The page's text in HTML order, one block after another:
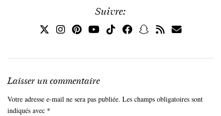
Suivre:
Laisser un commentaire
Votre adresse e-mail ne sera pas publiée. Les champs obligatoires sont
indiqués avec *